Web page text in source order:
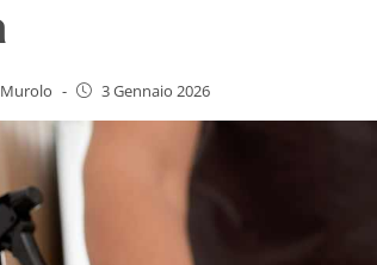
- 3 Gennaio 2026